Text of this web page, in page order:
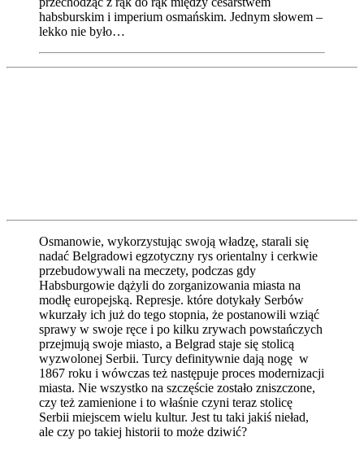
habsburskim i imperium osmańskim. Jednym słowem –
lekko nie było…
Osmanowie, wykorzystując swoją władzę, starali się
nadać Belgradowi egzotyczny rys orientalny i cerkwie
przebudowywali na meczety, podczas gdy
Habsburgowie dążyli do zorganizowania miasta na
modłę europejską. Represje. które dotykały Serbów
wkurzały ich już do tego stopnia, że postanowili wziąć
sprawy w swoje ręce i po kilku zrywach powstańczych
przejmują swoje miasto, a Belgrad staje się stolicą
wyzwolonej Serbii. Turcy definitywnie dają nogę w
1867 roku i wówczas też następuje proces modernizacji
miasta. Nie wszystko na szczęście zostało zniszczone,
czy też zamienione i to właśnie czyni teraz stolicę
Serbii miejscem wielu kultur. Jest tu taki jakiś nieład,
ale czy po takiej historii to może dziwić?